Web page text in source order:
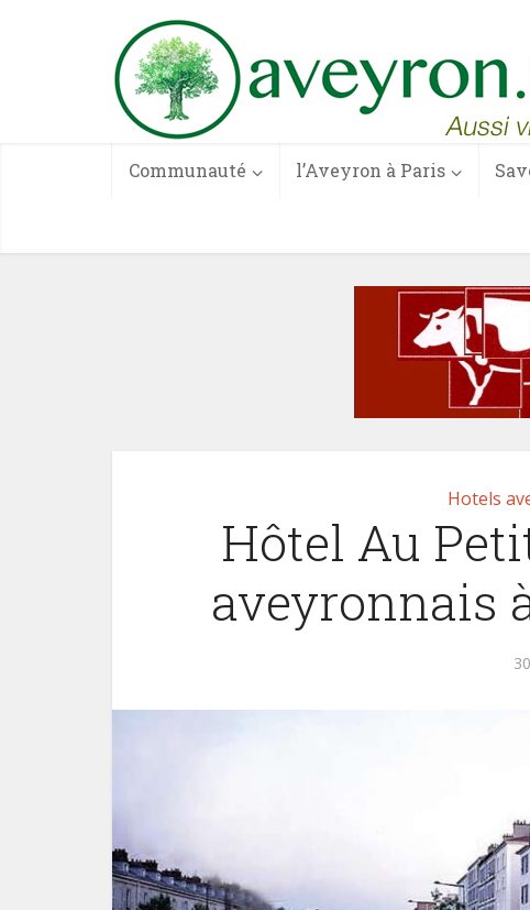
Communauté l’Aveyron à Paris
Hotels
Hôtel Au
aveyronnais